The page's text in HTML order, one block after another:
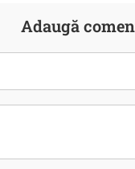
Adaugă